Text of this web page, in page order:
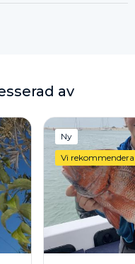
av
Ny
Vi